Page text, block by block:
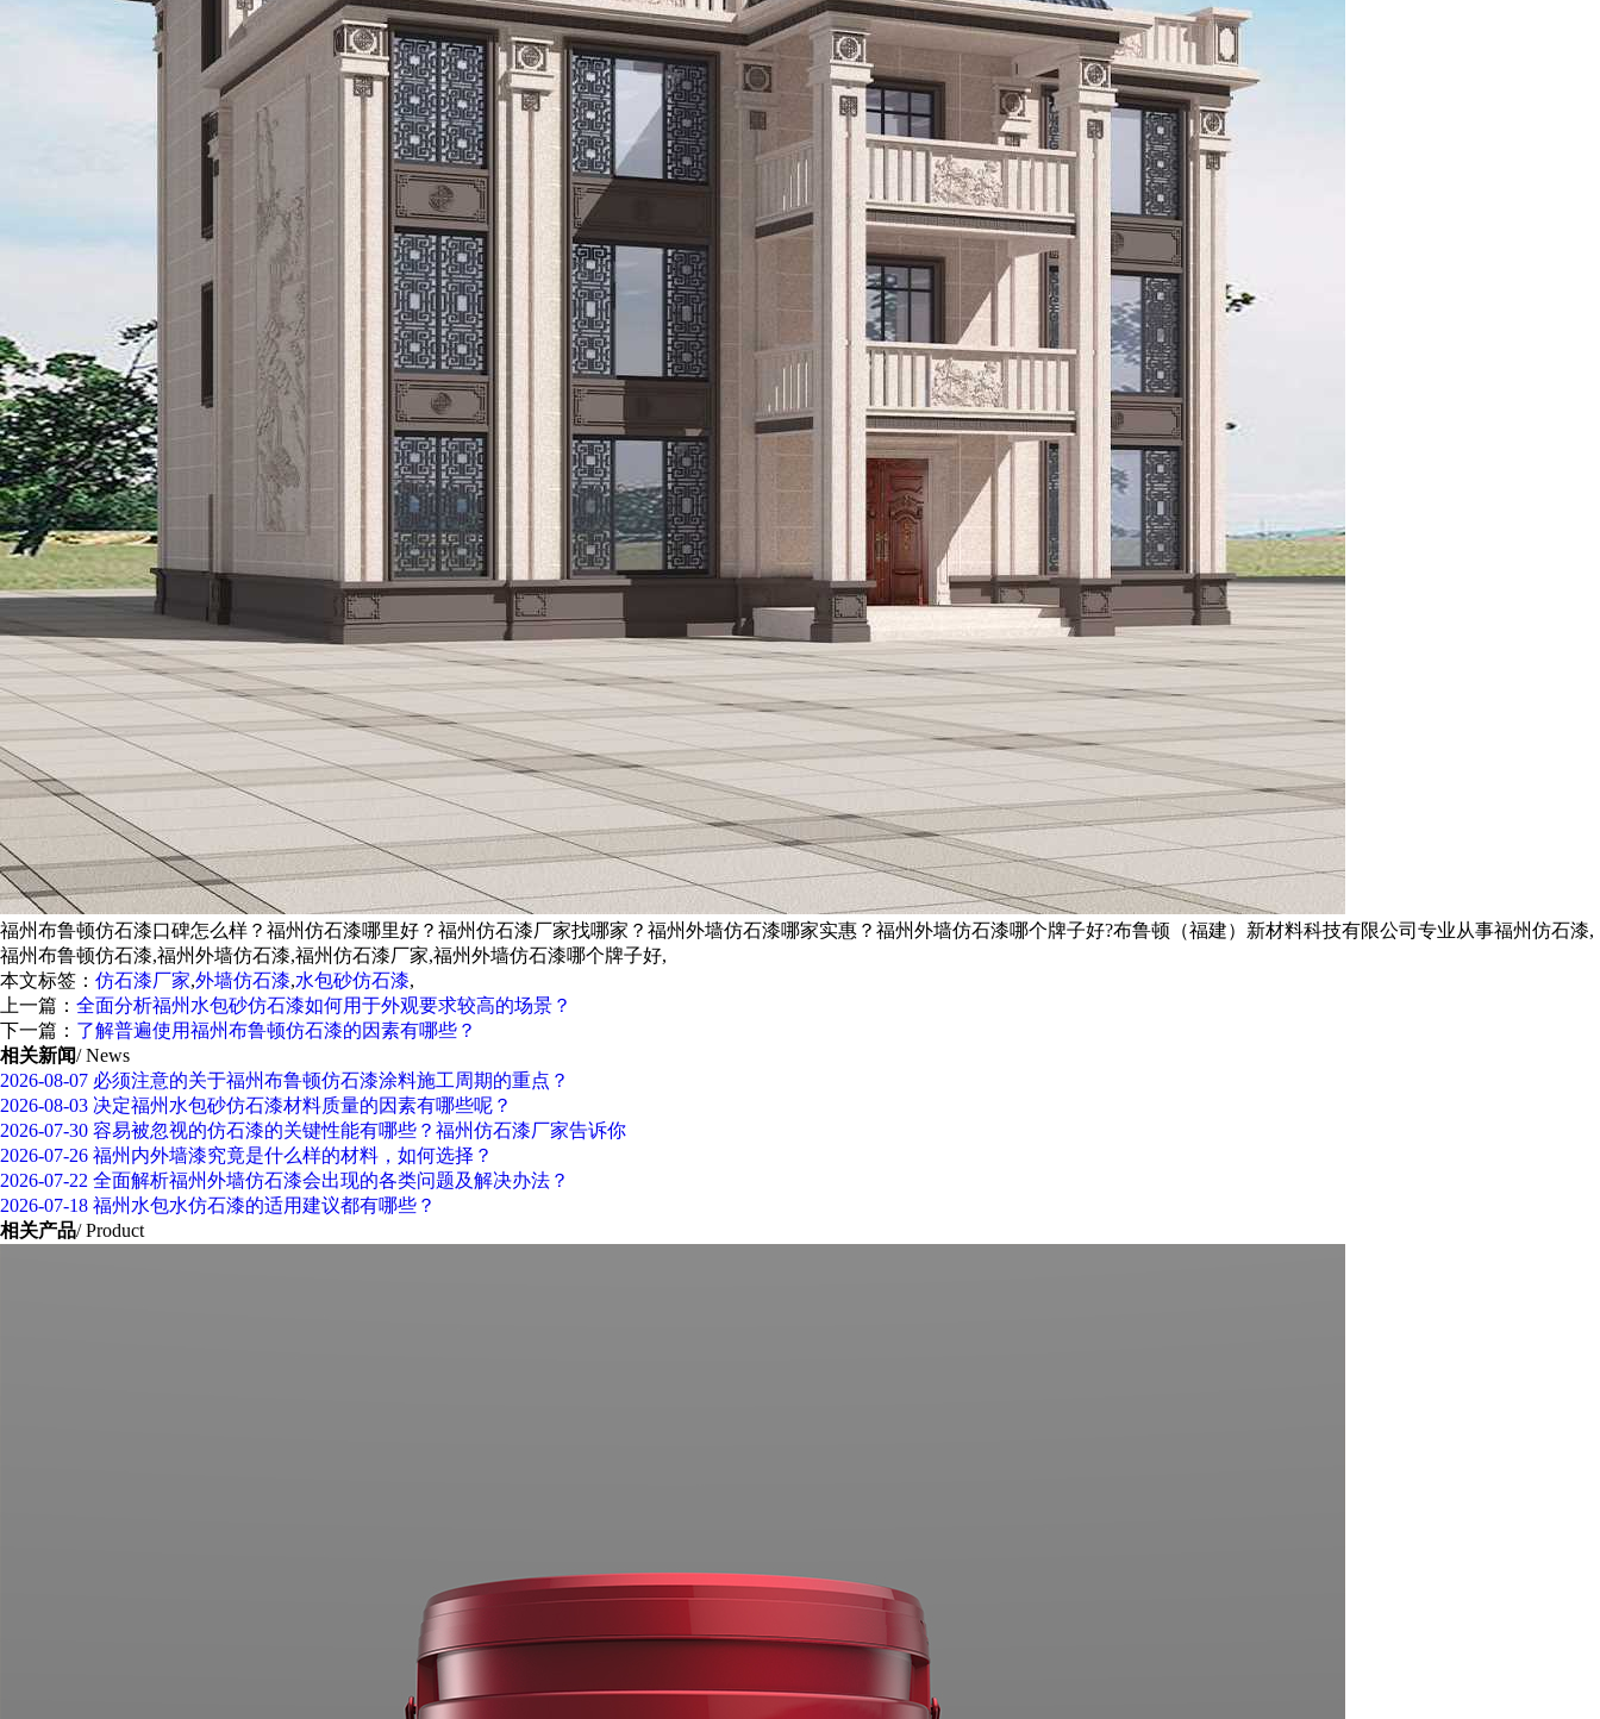
福州布鲁顿仿石漆口碑怎么样？福州仿石漆哪里好？福州仿石漆厂家找哪家？福州外墙仿石漆哪家实惠？福州外墙仿石漆哪个牌子好?布鲁顿（福建）新材料科技有限公司专业从事福州仿石漆,
福州布鲁顿仿石漆,福州外墙仿石漆,福州仿石漆厂家,福州外墙仿石漆哪个牌子好,
本文标签： 仿石漆厂家,外墙仿石漆,水包砂仿石漆,
上一篇： 全面分析福州水包砂仿石漆如何用于外观要求较高的场景？
下一篇： 了解普遍使用福州布鲁顿仿石漆的因素有哪些？
相关新闻/ News
2026-08-07 必须注意的关于福州布鲁顿仿石漆涂料施工周期的重点？
2026-08-03 决定福州水包砂仿石漆材料质量的因素有哪些呢？
2026-07-30 容易被忽视的仿石漆的关键性能有哪些？福州仿石漆厂家告诉你
2026-07-26 福州内外墙漆究竟是什么样的材料，如何选择？
2026-07-22 全面解析福州外墙仿石漆会出现的各类问题及解决办法？
2026-07-18 福州水包水仿石漆的适用建议都有哪些？
相关产品/ Product